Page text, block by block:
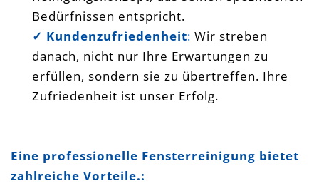
Bedürfnissen entspricht.
✓ Kundenzufriedenheit: Wir streben
danach, nicht nur Ihre Erwartungen zu
erfüllen, sondern sie zu übertreffen. Ihre
Zufriedenheit ist unser Erfolg.
Eine professionelle Fensterreinigung bietet
zahlreiche Vorteile.: